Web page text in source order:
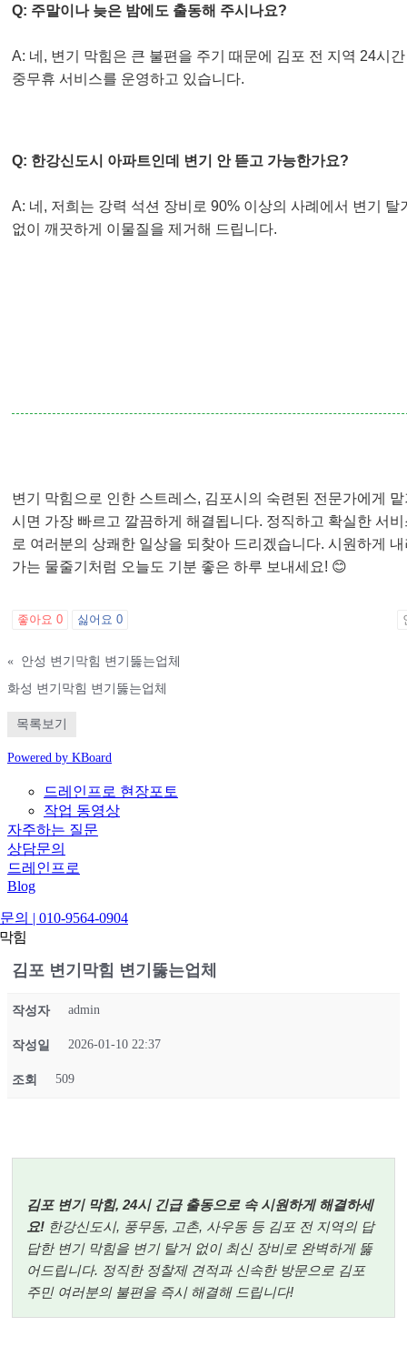
Q: 주말이나 늦은 밤에도 출동해 주시나요?
A: 네, 변기 막힘은 큰 불편을 주기 때문에 김포 전 지역 24시
중무휴 서비스를 운영하고 있습니다.
Q: 한강신도시 아파트인데 변기 안 뜯고 가능한가요?
A: 네, 저희는 강력 석션 장비로 90% 이상의 사례에서 변기 탈
없이 깨끗하게 이물질을 제거해 드립니다.
변기 막힘으로 인한 스트레스, 김포시의 숙련된 전문가에게 맡
시면 가장 빠르고 깔끔하게 해결됩니다. 정직하고 확실한 서비
로 여러분의 상쾌한 일상을 되찾아 드리겠습니다. 시원하게 내
가는 물줄기처럼 오늘도 기분 좋은 하루 보내세요! 😊
좋아요 0 싫어요 0
« 안성 변기막힘 변기뚫는업체
화성 변기막힘 변기뚫는업체
목록보기
Powered by KBoard
드레인프로 현장포토
작업 동영상
자주하는 질문
상담문의
드레인프로
Blog
의 | 010-9564-0904
힘
김포 변기막힘 변기뚫는업체
작성자 admin
작성일 2026-01-10 22:37
조회 509
김포 변기 막힘, 24시 긴급 출동으로 속 시원하게 해결하세
요! 한강신도시, 풍무동, 고촌, 사우동 등 김포 전 지역의 답
답한 변기 막힘을 변기 탈거 없이 최신 장비로 완벽하게 뚫
어드립니다. 정직한 정찰제 견적과 신속한 방문으로 김포
주민 여러분의 불편을 즉시 해결해 드립니다!